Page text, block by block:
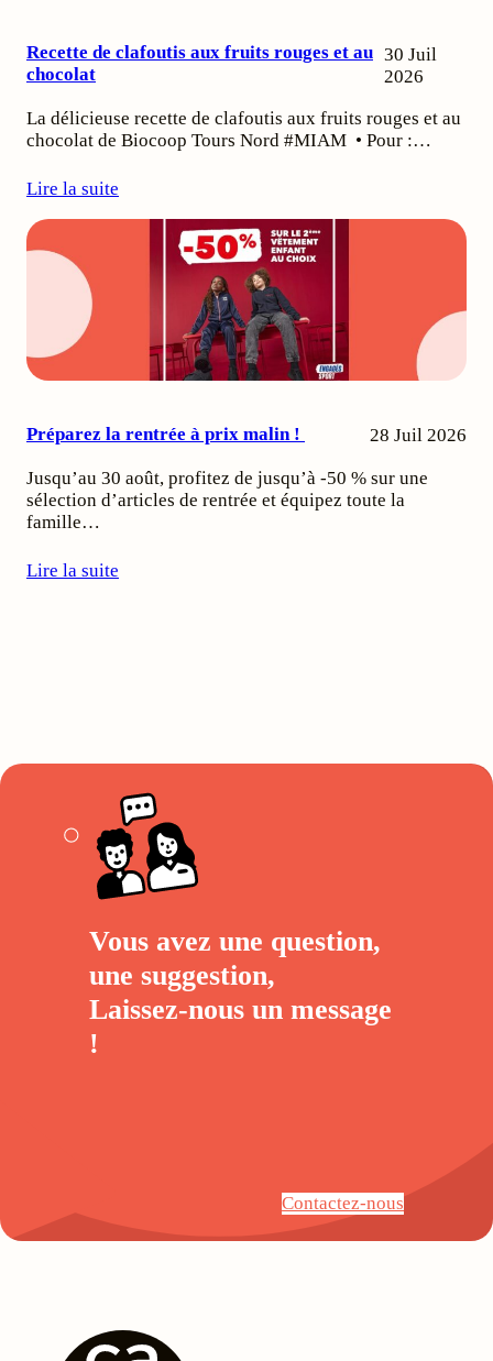
Recette de clafoutis aux fruits rouges et au
chocolat
30 Juil
2026
La délicieuse recette de clafoutis aux fruits rouges et au
chocolat de Biocoop Tours Nord #MIAM • Pour :…
Lire la suite
Préparez la rentrée à prix malin ! 28 Juil 2026
Jusqu’au 30 août, profitez de jusqu’à -50 % sur une
sélection d’articles de rentrée et équipez toute la
famille…
Lire la suite
Vous avez une question,
une suggestion,
Laissez-nous un message
!
Contactez-nous